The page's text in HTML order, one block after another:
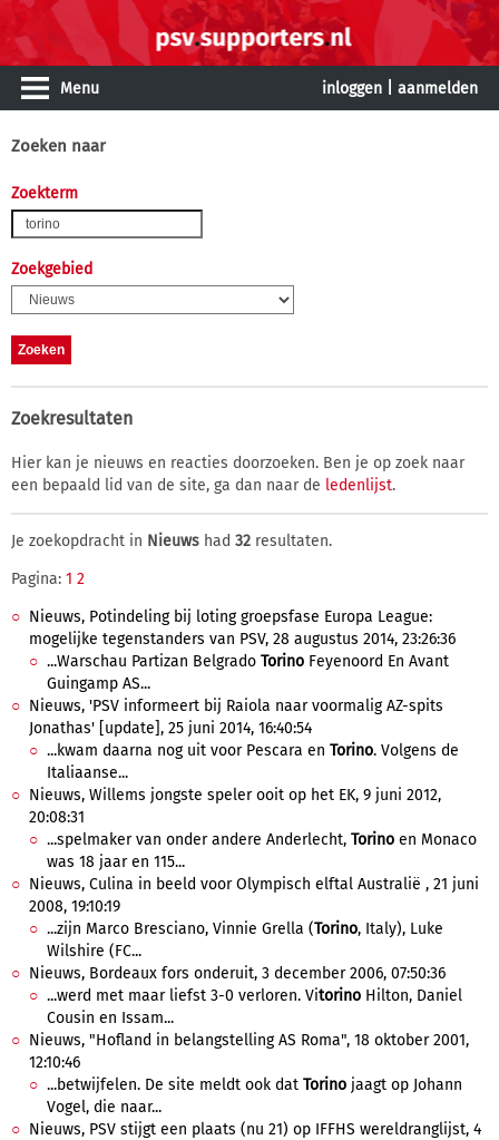
Menu inloggen aanmelden
Zoeken naar
Zoekterm
Zoekgebied
Zoekresultaten
Hier kan je nieuws en reacties doorzoeken. Ben je op zoek naar
een bepaald lid van de site, ga dan naar de ledenlijst.
Je zoekopdracht in Nieuws had 32 resultaten.
Pagina: 1 2
Nieuws, Potindeling bij loting groepsfase Europa League:
mogelijke tegenstanders van PSV, 28 augustus 2014, 23:26:36
...Warschau Partizan Belgrado Torino Feyenoord En Avant
Guingamp AS...
Nieuws, 'PSV informeert bij Raiola naar voormalig AZ-spits
Jonathas' [update], 25 juni 2014, 16:40:54
...kwam daarna nog uit voor Pescara en Torino. Volgens de
Italiaanse...
Nieuws, Willems jongste speler ooit op het EK, 9 juni 2012,
20:08:31
...spelmaker van onder andere Anderlecht, Torino en Monaco
was 18 jaar en 115...
Nieuws, Culina in beeld voor Olympisch elftal Australië , 21 juni
2008, 19:10:19
...zijn Marco Bresciano, Vinnie Grella (Torino, Italy), Luke
Wilshire (FC...
Nieuws, Bordeaux fors onderuit, 3 december 2006, 07:50:36
...werd met maar liefst 3-0 verloren. Vitorino Hilton, Daniel
Cousin en Issam...
Nieuws, "Hofland in belangstelling AS Roma", 18 oktober 2001,
12:10:46
...betwijfelen. De site meldt ook dat Torino jaagt op Johann
Vogel, die naar...
Nieuws, PSV stijgt een plaats (nu 21) op IFFHS wereldranglijst, 4